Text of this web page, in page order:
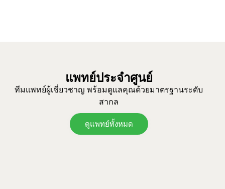
แพทย์ประจำศูนย์
ทีมแพทย์ผู้เชี่ยวชาญ พร้อมดูแลคุณด้วยมาตรฐานระดับ
สากล
ดูแพทย์ทั้งหมด